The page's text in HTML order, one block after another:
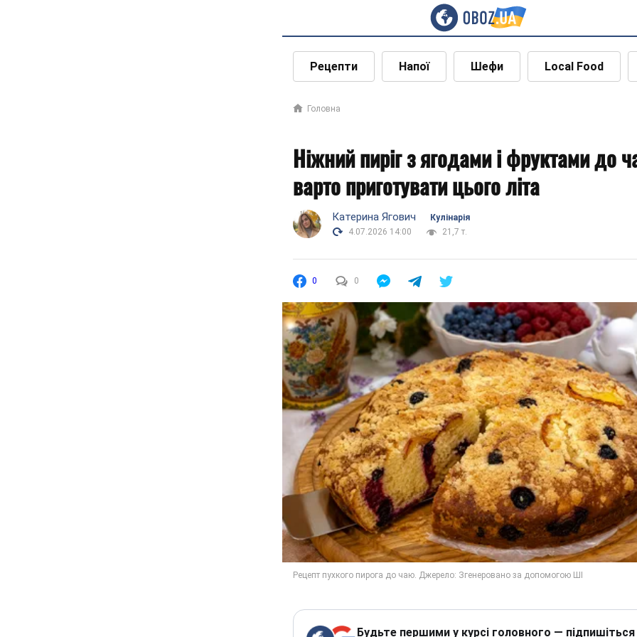
Рецепти Напої Шефи Local Food
Головна
Ніжний пиріг з ягодами і фруктами до
варто приготувати цього літа
Катерина Ягович
Кулінарія
4.07.2026 14:00
21,7 т.
0 0
Будьте першими у курсі головного — підпишіться